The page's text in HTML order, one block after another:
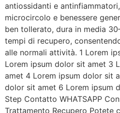
antiossidanti e
microcircolo e benessere
ben tollerato, dura in media
tempi di recupero,
alle normali attività. 1 Lorem
Lorem ipsum dolor sit amet 3
amet 4 Lorem ipsum dolor sit
dolor sit amet 6 Lorem ipsum
Step Contatto WHATSAPP
Trattamento Recupero Potete